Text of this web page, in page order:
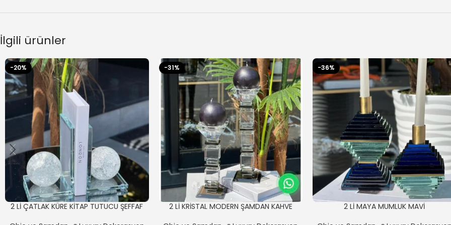
İlgili ürünler
-20%
2 Lİ ÇATLAK KÜRE KİTAP TUTUCU ŞEFFAF
-31%
2 Lİ KRİSTAL MODERN ŞAMDAN KAHVE
-36%
2 Lİ MAYA MUMLUK MAVİ